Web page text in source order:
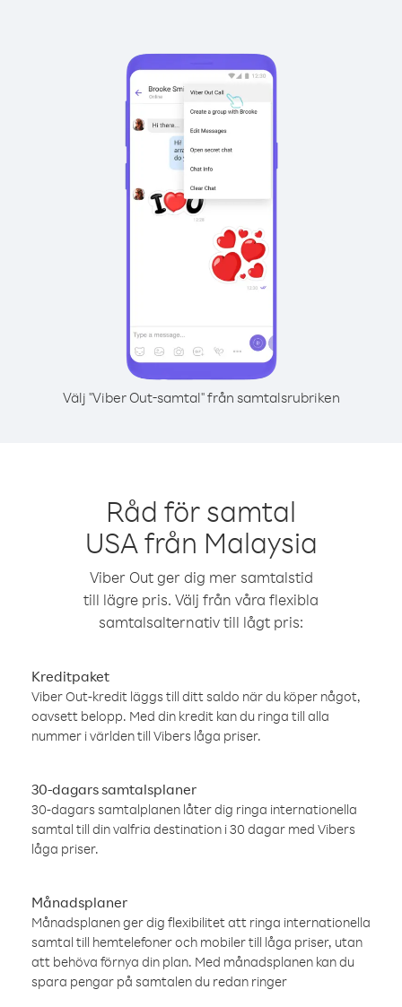
Välj "Viber Out-samtal" från samtalsrubriken
Råd för samtal
USA från Malaysia
Viber Out ger dig mer samtalstid
till lägre pris. Välj från våra flexibla
samtalsalternativ till lågt pris:
Kreditpaket
Viber Out-kredit läggs till ditt saldo när du köper något,
oavsett belopp. Med din kredit kan du ringa till alla
nummer i världen till Vibers låga priser.
30-dagars samtalsplaner
30-dagars samtalplanen låter dig ringa internationella
samtal till din valfria destination i 30 dagar med Vibers
låga priser.
Månadsplaner
Månadsplanen ger dig flexibilitet att ringa internationella
samtal till hemtelefoner och mobiler till låga priser, utan
att behöva förnya din plan. Med månadsplanen kan du
spara pengar på samtalen du redan ringer